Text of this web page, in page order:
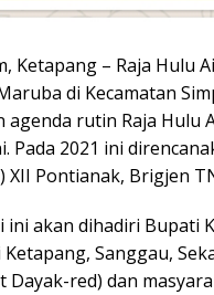
Ketapang – Raja Hulu
di Kecamatan
agenda rutin Raja Hulu
Pada 2021 ini
XII Pontianak, Brigjen
ini akan dihadiri Bupati
Sanggau,
Dayak-red) dan